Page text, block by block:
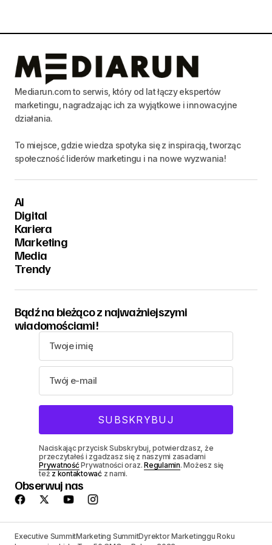
Mediarun.com to serwis, który od lat łączy ekspertów
marketingu, nagradzając ich za wyjątkowe i innowacyjne
działania.
To miejsce, gdzie wiedza spotyka się z inspiracją, tworząc
społeczność liderów marketingu i na nowe wyzwania!
AI
Digital
Kariera
Marketing
Media
Trendy
Bądź na bieżąco z najważniejszymi
wiadomościami!
Naciskając przycisk Subskrybuj, potwierdzasz, że
przeczytałeś i zgadzasz się z naszymi zasadami
PrywatnośćPrywatności oraz.Regulamin. Możesz się
też z kontaktowaćz nami.
Obserwuj nas
Executive SummitMarketing SummitDyrektor Marketinggu Roku